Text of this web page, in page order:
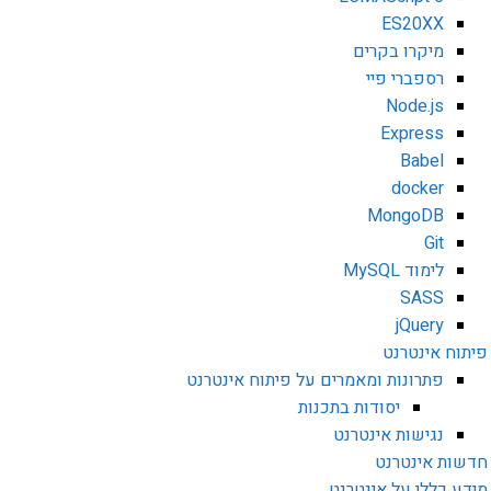
ES20XX
מיקרו בקרים
רספברי פיי
Node.js
Express
Babel
docker
MongoDB
Git
לימוד MySQL
SASS
jQuery
פיתוח אינטרנט
פתרונות ומאמרים על פיתוח אינטרנט
יסודות בתכנות
נגישות אינטרנט
חדשות אינטרנט